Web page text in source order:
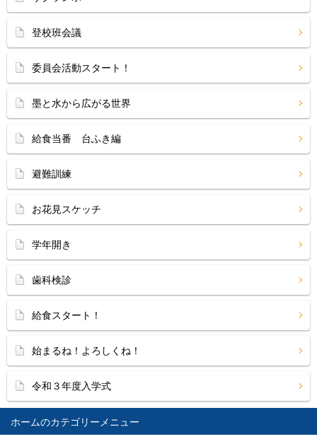
ホーム
登校班会議
委員会活動スタート！
墨と水から広がる世界
給食当番 台ふき編
避難訓練
お花見スケッチ
学年開き
歯科検診
給食スタート！
始まるね！よろしくね！
令和３年度入学式